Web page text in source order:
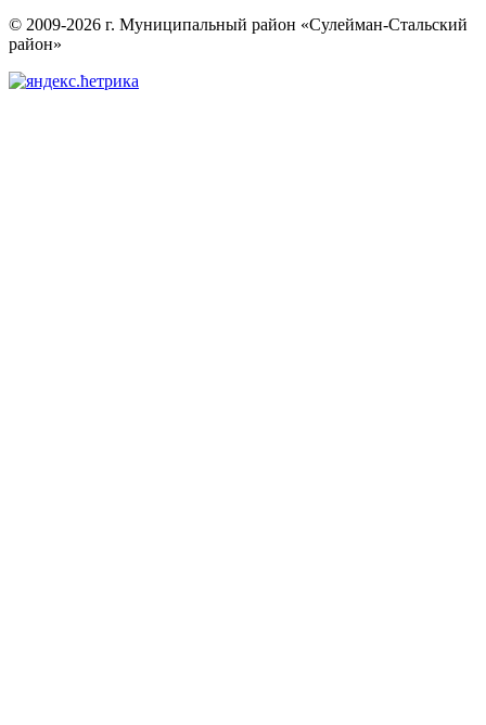
© 2009-2026 г. Муниципальный район «Сулейман-Стальский
район»